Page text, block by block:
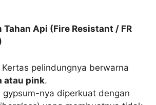
Tahan Api (Fire Resistant / FR
Kertas pelindungnya berwarna
atau pink.
gypsum-nya diperkuat dengan